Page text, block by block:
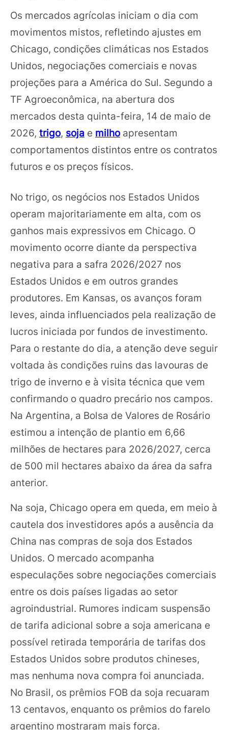
Os mercados agrícolas iniciam o dia com
movimentos mistos, refletindo ajustes em
Chicago, condições climáticas nos Estados
Unidos, negociações comerciais e novas
projeções para a América do Sul. Segundo a
TF Agroeconômica, na abertura dos
mercados desta quinta-feira, 14 de maio de
2026, trigo, soja e milhoapresentam
comportamentos distintos entre os contratos
futuros e os preços físicos.
No trigo, os negócios nos Estados Unidos
operam majoritariamente em alta, com os
ganhos mais expressivos em Chicago. O
movimento ocorre diante da perspectiva
negativa para a safra 2026/2027 nos
Estados Unidos e em outros grandes
produtores. Em Kansas, os avanços foram
leves, ainda influenciados pela realização de
lucros iniciada por fundos de investimento.
Para o restante do dia, a atenção deve seguir
voltada às condições ruins das lavouras de
trigo de inverno e à visita técnica que vem
confirmando o quadro precário nos campos.
Na Argentina, a Bolsa de Valores de Rosário
estimou a intenção de plantio em 6,66
milhões de hectares para 2026/2027, cerca
de 500 mil hectares abaixo da área da safra
anterior.
Na soja, Chicago opera em queda, em meio à
cautela dos investidores após a ausência da
China nas compras de soja dos Estados
Unidos. O mercado acompanha
especulações sobre negociações comerciais
entre os dois países ligadas ao setor
agroindustrial. Rumores indicam suspensão
de tarifa adicional sobre a soja americana e
possível retirada temporária de tarifas dos
Estados Unidos sobre produtos chineses,
mas nenhuma nova compra foi anunciada.
No Brasil, os prêmios FOB da soja recuaram
13 centavos, enquanto os prêmios do farelo
argentino mostraram mais força.